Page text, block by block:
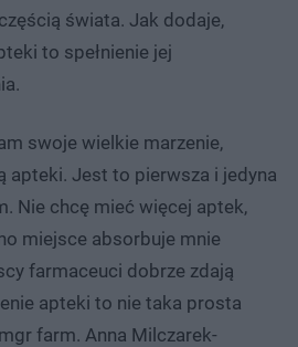
świata. Jak dodaje,
to spełnienie jej
swoje wielkie marzenie,
apteki. Jest to pierwsza i jedyna
Nie chcę mieć więcej aptek,
miejsce absorbuje mnie
farmaceuci dobrze zdają
apteki to nie taka prosta
farm. Anna Milczarek-